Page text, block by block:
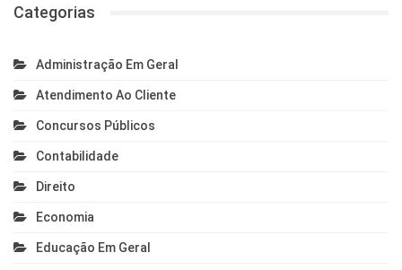
Categorias
Administração Em Geral
Atendimento Ao Cliente
Concursos Públicos
Contabilidade
Direito
Economia
Educação Em Geral